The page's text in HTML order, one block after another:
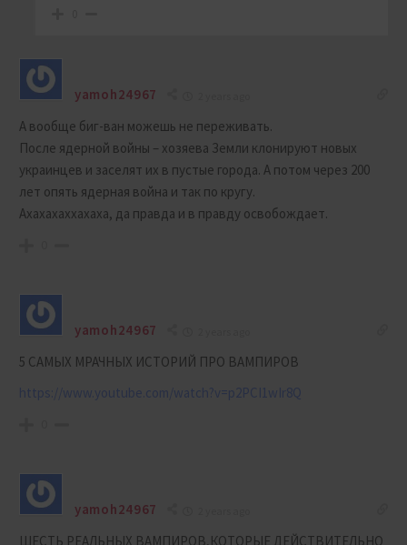
yamoh24967
А вообще биг-ван можешь не переживать.
После ядерной войны – хозяева Земли клонируют новых
украинцев и заселят их в пустые города. А потом через 200
лет опять ядерная война и так по кругу.
Ахахахаххахаха, да правда и в правду освобождает.
yamoh24967
5 САМЫХ МРАЧНЫХ ИСТОРИЙ ПРО ВАМПИРОВ
https://www.youtube.com/watch?v=p2PCI1wIr8Q
yamoh24967
ШЕСТЬ РЕАЛЬНЫХ ВАМПИРОВ,КОТОРЫЕ ДЕЙСТВИТЕЛЬНО